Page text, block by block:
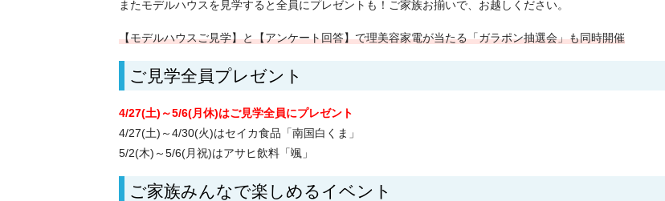
またモデルハウスを見学すると全員にプレゼントも！ご家族お揃いで、お越しください。
【モデルハウスご見学】と【アンケート回答】で理美容家電が当たる「ガラポン抽選会」も同時開催
ご見学全員プレゼント
4/27(土)～5/6(月休)はご見学全員にプレゼント
4/27(土)～4/30(火)はセイカ食品「南国白くま」
5/2(木)～5/6(月祝)はアサヒ飲料「颯」
ご家族みんなで楽しめるイベント